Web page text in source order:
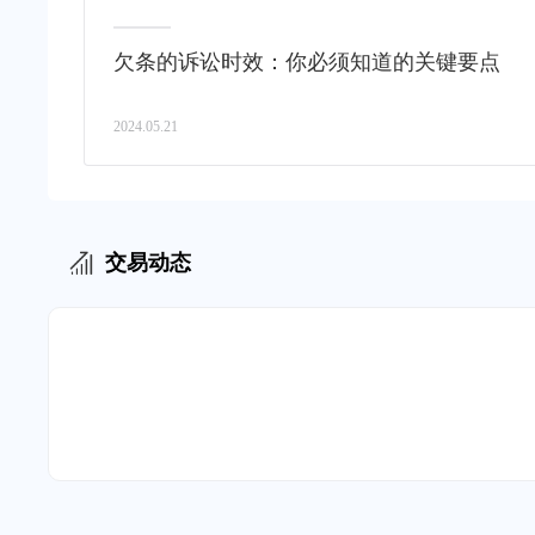
欠条的诉讼时效：你必须知道的关键要点
2024.05.21
交易动态